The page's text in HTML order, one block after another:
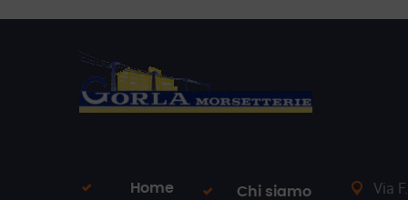
Home Chi siamo Via